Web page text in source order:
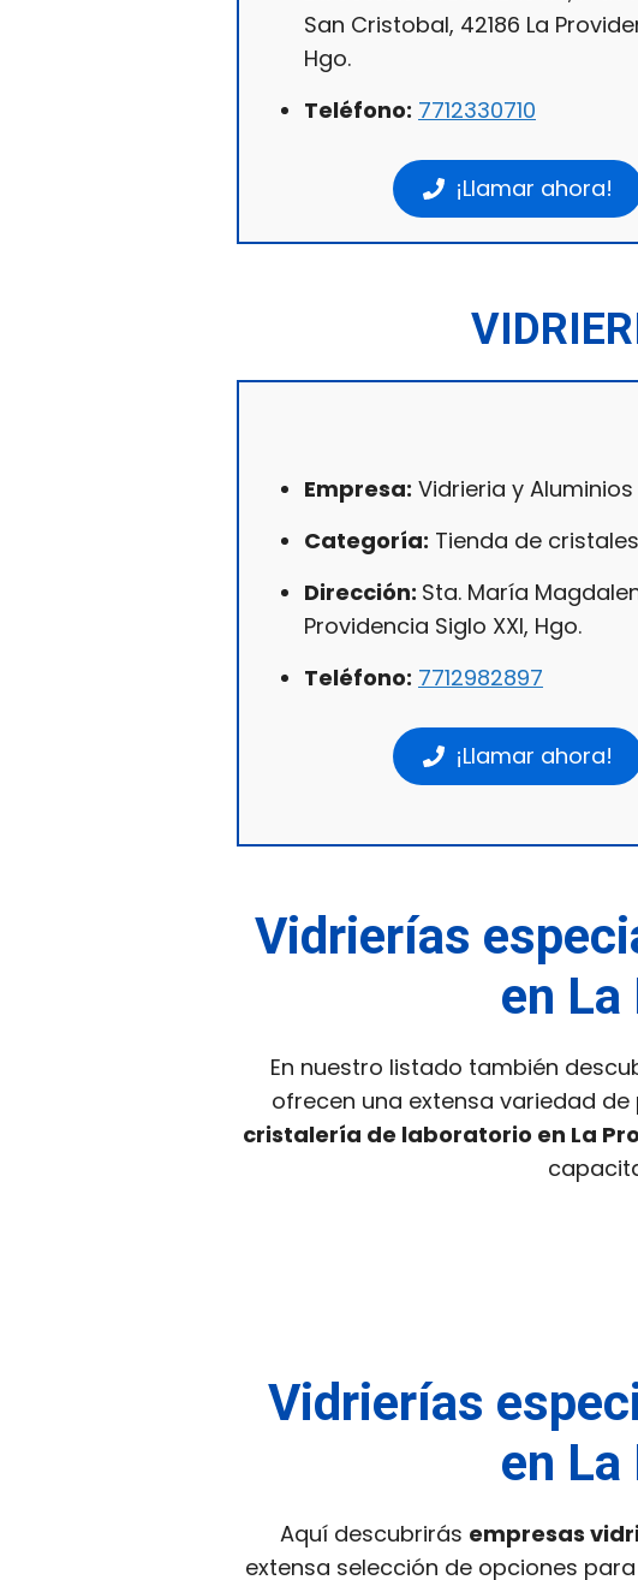
San Cristobal, 42186 La
Hgo.
Teléfono: 7712330710
¡Llamar ahora!
Empresa: Vidrieria y Aluminios
Categoría: Tienda de cristales
Dirección: Sta. María
Providencia Siglo XXI, Hgo.
Teléfono: 7712982897
¡Llamar ahora!
Vidrierías
en
En nuestro listado también
ofrecen una extensa variedad
cristalería de laboratorio en La
Vidrierías
en
Aquí descubrirás empresas
extensa selección de opciones